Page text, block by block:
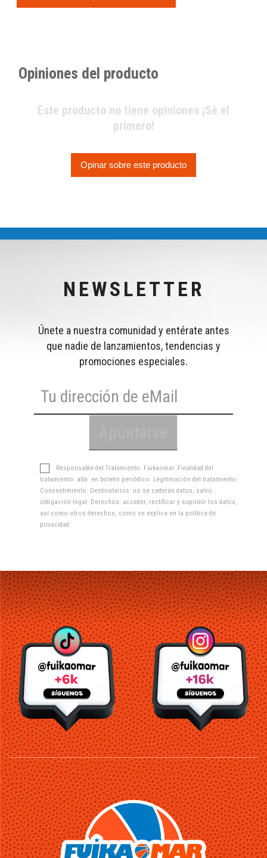
Opiniones del producto
Este producto no tiene opiniones ¡Sé el
primero!
Opinar sobre este producto
NEWSLETTER
Únete a nuestra comunidad y entérate antes
que nadie de lanzamientos, tendencias y
promociones especiales.
Responsable del Tratamiento: Fuikaomar. Finalidad del
tratamiento: alta en boletín periódico. Legitimación del tratamiento:
Consentimiento. Destinatarios: no se cederán datos, salvo
obligación legal. Derechos: acceder, rectificar y suprimir los datos,
así como otros derechos, como se explica en la política de
privacidad .